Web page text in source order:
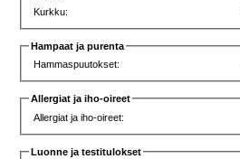
Kurkku:
Hampaat ja purenta
Hammaspuutokset:
Allergiat ja iho-oireet
Allergiat ja iho-oireet:
Luonne ja testitulokset